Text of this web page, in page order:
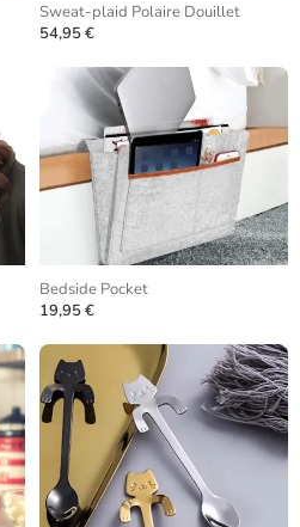
Sweat-plaid Polaire Douillet
54,95 €
Bedside Pocket
19,95 €